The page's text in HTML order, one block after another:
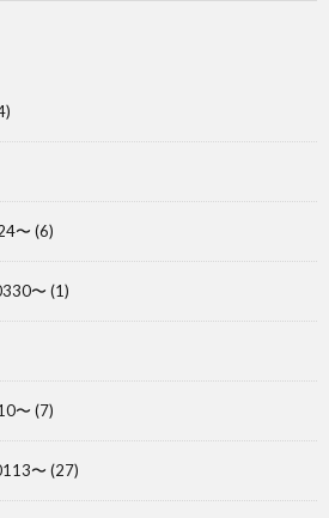
〜 (6)
〜 (1)
〜 (7)
〜 (27)